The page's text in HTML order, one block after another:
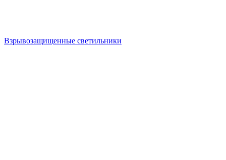
Взрывозащищенные светильники